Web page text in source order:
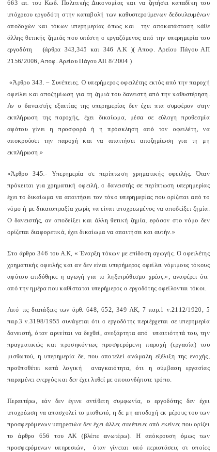
663 επ. του Κωδ. Πολιτικής Δικονομίας και να ζητήσει καταδίκη του
υπόχρεου εργοδότη στην καταβολή των καθυστερούμενων δεδουλευμένων
αποδοχών και τόκων υπερημερίας όπως και την αποκατάσταση κάθε
άλλης θετικής ζημιάς που υπέστη ο εργαζόμενος από την υπερημερία του
εργοδότη (άρθρα 343,345 και 346 Α.Κ )( Αποφ. Αρείου Πάγου ΑΠ
2156/2006, Αποφ. Αρείου Πάγου ΑΠ 8/2004 )
«Άρθρο 343. – Συνέπειες. Ο υπερήμερος οφειλέτης εκτός από την παροχή
οφείλει και αποζημίωση για τη ζημιά του δανειστή από την καθυστέρηση.
Αν ο δανειστής εξαιτίας της υπερημερίας δεν έχει πια συμφέρον στην
εκπλήρωση της παροχής, έχει δικαίωμα, μέσα σε εύλογη προθεσμία
αφότου γίνει η προσφορά ή η πρόσκληση από τον οφειλέτη, να
αποκρούσει την παροχή και να απαιτήσει αποζημίωση για τη μη
εκπλήρωση.»
«Άρθρο 345.- Υπερημερία σε περίπτωση χρηματικής οφειλής. Όταν
πρόκειται για χρηματική οφειλή, ο δανειστής σε περίπτωση υπερημερίας
έχει το δικαίωμα να απαιτήσει τον τόκο υπερημερίας που ορίζεται από το
νόμο ή με δικαιοπραξία χωρίς να είναι υποχρεωμένος να αποδείξει ζημία.
Ο δανειστής, αν αποδείξει και άλλη θετική ζημία, εφόσον στο νόμο δεν
ορίζεται διαφορετικά, έχει δικαίωμα να απαιτήσει και αυτήν.»
Στο άρθρο 346 του Α.Κ, « Έναρξη τόκων με επίδοση αγωγής. Ο οφειλέτης
χρηματικής οφειλής και αν δεν είναι υπερήμερος οφείλει νόμιμους τόκους
αφότου επιδόθηκε η αγωγή για το ληξιπρόθεσμο χρέος.», αναφέρει ότι
από την ημέρα που καθίσταται υπερήμερος ο εργοδότης οφείλονται τόκοι.
Από τις διατάξεις των άρθ. 648, 652, 349 ΑΚ, 7 παρ.1 ν.2112/1920, 5
παρ.3 ν.3198/1955 συνάγεται ότι ο εργοδότης περιέρχεται σε υπερημερία
δανειστή, όταν αρνείται να δεχθεί, ανεξάρτητα από υπαιτιότητά του, την
πραγματικώς και προσηκόντως προσφερόμενη παροχή (εργασία) του
μισθωτού, η υπερημερία δε, που αποτελεί ανώμαλη εξέλιξη της ενοχής,
προϋποθέτει κατά λογική αναγκαιότητα, ότι η σύμβαση εργασίας
παραμένει ενεργός και δεν έχει λυθεί με οποιονδήποτε τρόπο.
Περαιτέρω, εάν δεν έγινε αντίθετη συμφωνία, ο εργοδότης δεν έχει
υποχρέωση να απασχολεί το μισθωτό, η δε μη αποδοχή εκ μέρους του των
προσφερόμενων υπηρεσιών δεν έχει άλλες συνέπειες από εκείνες που ορίζει
το άρθρο 656 του ΑΚ (βλέπε ανωτέρω). Η απόκρουση όμως των
προσφερόμενων υπηρεσιών, όταν γίνεται υπό περιστάσεις σι οποίες